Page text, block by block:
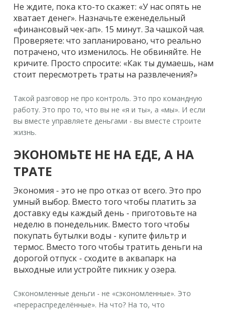
Не ждите, пока кто-то скажет: «У нас опять не
хватает денег». Назначьте еженедельный
«финансовый чек-ап». 15 минут. За чашкой чая.
Проверяете: что запланировано, что реально
потрачено, что изменилось. Не обвиняйте. Не
кричите. Просто спросите: «Как ты думаешь, нам
стоит пересмотреть траты на развлечения?»
Такой разговор не про контроль. Это про командную
работу. Это про то, что вы не «я и ты», а «мы». И если
вы вместе управляете деньгами - вы вместе строите
жизнь.
ЭКОНОМЬТЕ НЕ НА ЕДЕ, А НА
ТРАТЕ
Экономия - это не про отказ от всего. Это про
умный выбор. Вместо того чтобы платить за
доставку еды каждый день - приготовьте на
неделю в понедельник. Вместо того чтобы
покупать бутылки воды - купите фильтр и
термос. Вместо того чтобы тратить деньги на
дорогой отпуск - сходите в аквапарк на
выходные или устройте пикник у озера.
Сэкономленные деньги - не «сэкономленные». Это
«перераспределённые». На что? На то, что